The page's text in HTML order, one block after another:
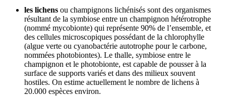
les lichens ou champignons lichénisés sont des organismes
résultant de la symbiose entre un champignon hétérotrophe
(nommé mycobionte) qui représente 90% de l’ensemble, et
des cellules microscopiques possédant de la chlorophylle
(algue verte ou cyanobactérie autotrophe pour le carbone,
nommées photobiontes). Le thalle, symbiose entre le
champignon et le photobionte, est capable de pousser à la
surface de supports variés et dans des milieux souvent
hostiles. On estime actuellement le nombre de lichens à
20.000 espèces environ.